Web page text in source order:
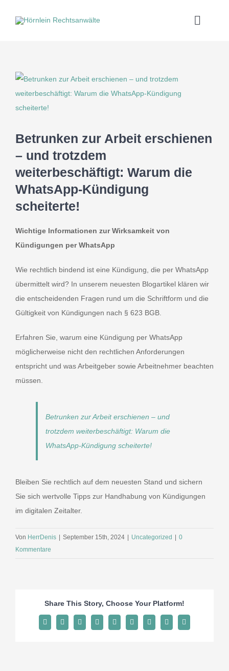
Inhalt
Toggle
Anwälte
Rechtsgebiete
kostenlose Angebote
Impressum
Zeige
grösseres
Bild
Betrunken zur Arbeit erschienen
– und trotzdem
weiterbeschäftigt: Warum die
WhatsApp-Kündigung
scheiterte!
Wichtige Informationen zur Wirksamkeit von
Kündigungen per WhatsApp
Wie rechtlich bindend ist eine Kündigung, die per WhatsApp
übermittelt wird? In unserem neuesten Blogartikel klären wir
die entscheidenden Fragen rund um die Schriftform und die
Gültigkeit von Kündigungen nach § 623 BGB.
Erfahren Sie, warum eine Kündigung per WhatsApp
möglicherweise nicht den rechtlichen Anforderungen
entspricht und was Arbeitgeber sowie Arbeitnehmer beachten
müssen.
Betrunken zur Arbeit erschienen – und
trotzdem weiterbeschäftigt: Warum die
WhatsApp-Kündigung scheiterte!
Bleiben Sie rechtlich auf dem neuesten Stand und sichern
Sie sich wertvolle Tipps zur Handhabung von Kündigungen
im digitalen Zeitalter.
Von HerrDenis | September 15th, 2024 | Uncategorized | 0
Kommentare
Share This Story, Choose Your Platform!
Facebook
X RedditLinkedInWhatsAppTumblrPinterest
Vk
E-
Mail